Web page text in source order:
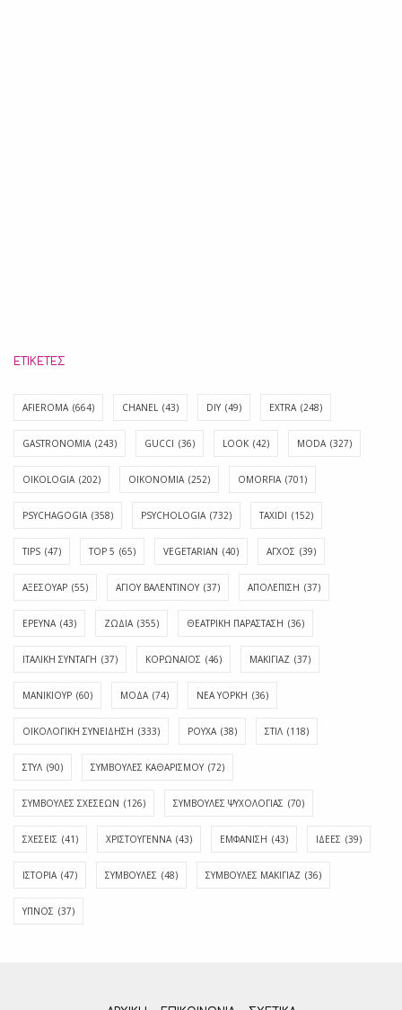
ΕΤΙΚΈΤΕΣ
AFIEROMA (664) CHANEL (43) DIY (49) EXTRA (248)
GASTRONOMIA (243) GUCCI (36) LOOK (42) MODA (327)
OIKOLOGIA (202) OIKONOMIA (252) OMORFIA (701)
PSYCHAGOGIA (358) PSYCHOLOGIA (732) TAXIDI (152)
TIPS (47) TOP 5 (65) VEGETARIAN (40) ΑΓΧΟΣ (39)
ΑΞΕΣΟΥΑΡ (55) ΑΓΊΟΥ ΒΑΛΕΝΤΊΝΟΥ (37) ΑΠΟΛΈΠΙΣΗ (37)
ΕΡΕΥΝΑ (43) ΖΩΔΙΑ (355) ΘΕΑΤΡΙΚΗ ΠΑΡΑΣΤΑΣΗ (36)
ΙΤΑΛΙΚΗ ΣΥΝΤΑΓΗ (37) ΚΟΡΩΝΑΪΟΣ (46) ΜΑΚΙΓΙΑΖ (37)
ΜΑΝΙΚΙΟΥΡ (60) ΜΟΔΑ (74) ΝΕΑ ΥΟΡΚΗ (36)
ΟΙΚΟΛΟΓΙΚΗ ΣΥΝΕΙΔΗΣΗ (333) ΡΟΥΧΑ (38) ΣΤΙΛ (118)
ΣΤΥΛ (90) ΣΥΜΒΟΥΛΕΣ ΚΑΘΑΡΙΣΜΟΥ (72)
ΣΥΜΒΟΥΛΕΣ ΣΧΕΣΕΩΝ (126) ΣΥΜΒΟΥΛΕΣ ΨΥΧΟΛΟΓΙΑΣ (70)
ΣΧΕΣΕΙΣ (41) ΧΡΙΣΤΟΥΓΕΝΝΑ (43) ΕΜΦΆΝΙΣΗ (43) ΙΔΈΕΣ (39)
ΙΣΤΟΡΊΑ (47) ΣΥΜΒΟΥΛΈΣ (48) ΣΥΜΒΟΥΛΈΣ ΜΑΚΙΓΙΆΖ (36)
ΎΠΝΟΣ (37)